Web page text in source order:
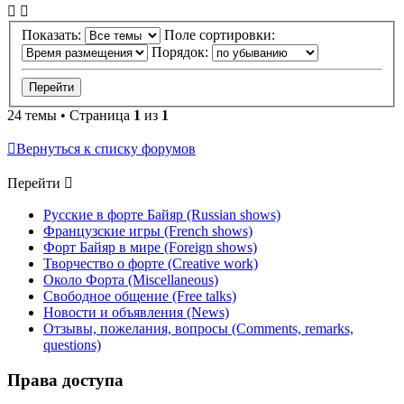
Показать:
Поле сортировки:
Порядок:
24 темы • Страница 1 из 1
Вернуться к списку форумов
Перейти
Русские в форте Байяр (Russian shows)
Французские игры (French shows)
Форт Байяр в мире (Foreign shows)
Творчество о форте (Creative work)
Около Форта (Miscellaneous)
Свободное общение (Free talks)
Новости и объявления (News)
Отзывы, пожелания, вопросы (Comments, remarks,
questions)
Права доступа